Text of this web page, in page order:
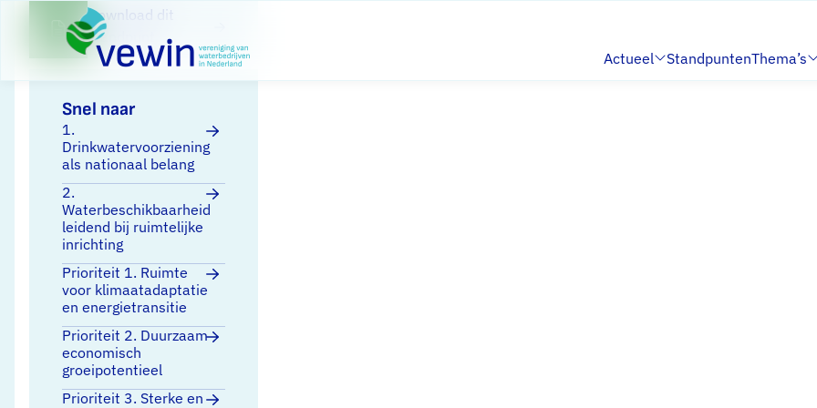
Direct naar contentTerug naar de startpagina
Submenu:
Actueel Standpunten
Submenu:
Thema’s
Download dit
standpunt
Snel naar
1.
Drinkwatervoorziening
als nationaal belang
2.
Waterbeschikbaarheid
leidend bij ruimtelijke
inrichting
Prioriteit 1. Ruimte
voor klimaatadaptatie
en energietransitie
Prioriteit 2. Duurzaam
economisch
groeipotentieel
Prioriteit 3. Sterke en